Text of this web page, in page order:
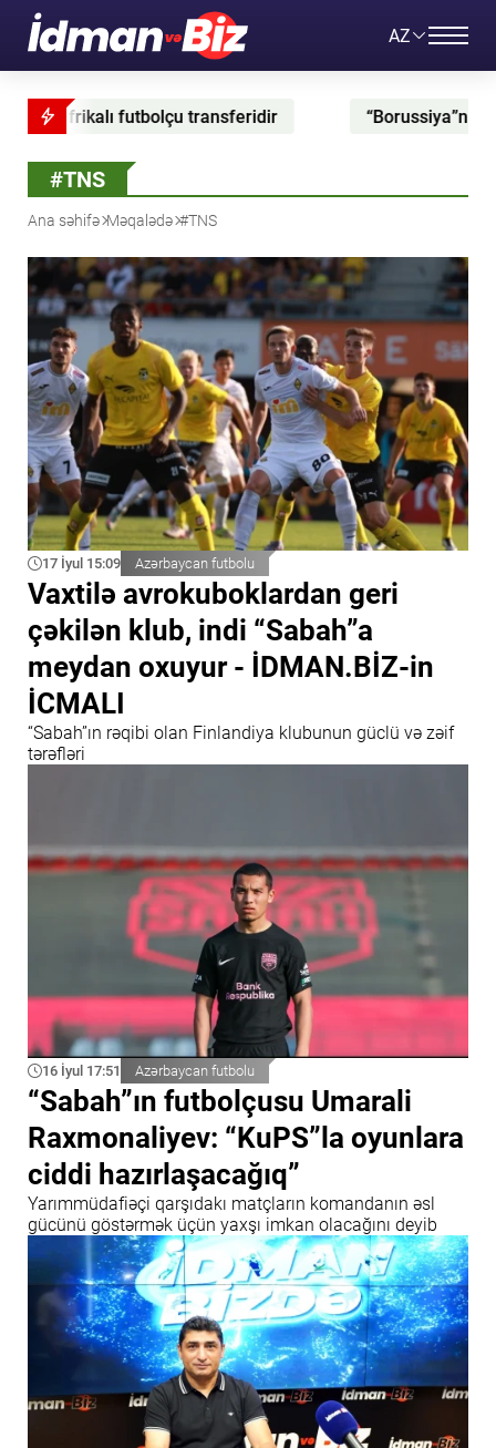
AZ
“Borussiya”nın müdafiəçisi icarə əsasında
#TNS
Ana səhifə Məqalədə #TNS
17 İyul 15:09 Azərbaycan futbolu
Vaxtilə avrokuboklardan geri
çəkilən klub, indi “Sabah”a
meydan oxuyur - İDMAN.BİZ-in
İCMALI
“Sabah”ın rəqibi olan Finlandiya klubunun güclü və zəif
tərəfləri
16 İyul 17:51 Azərbaycan futbolu
“Sabah”ın futbolçusu Umarali
Raxmonaliyev: “KuPS”la oyunlara
ciddi hazırlaşacağıq”
Yarımmüdafiəçi qarşıdakı matçların komandanın əsl
gücünü göstərmək üçün yaxşı imkan olacağını deyib